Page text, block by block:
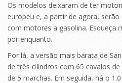
Os modelos deixaram de ter
europeu e, a partir de agora,
com motores a gasolina. Esqueça
por enquanto.
Por lá, a versão mais barata de
de três cilindros com 65 cavalos
de 5 marchas. Em seguida, há o